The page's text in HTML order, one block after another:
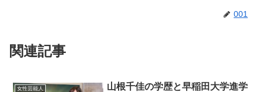
001
関連記事
女性芸能人
山根千佳の学歴と早稲田大学進学